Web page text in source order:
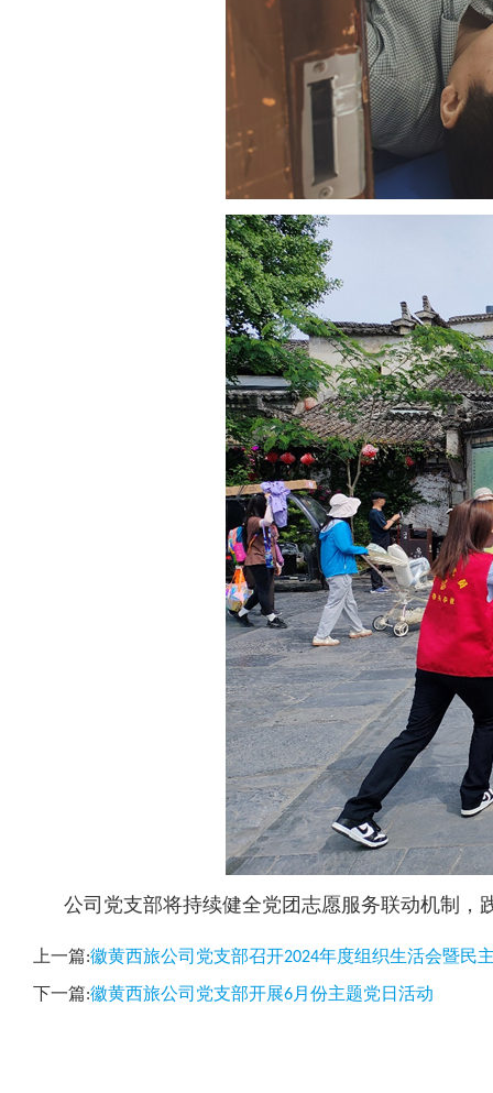
公司党支部将持续健全党团志愿服务联动机制，
上一篇:徽黄西旅公司党支部召开2024年度组织生活会暨民
下一篇:徽黄西旅公司党支部开展6月份主题党日活动